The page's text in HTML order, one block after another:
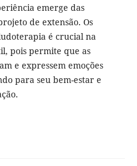
emerge das
de extensão. Os
é crucial na
pois permite que as
e expressem emoções
para seu bem-estar e